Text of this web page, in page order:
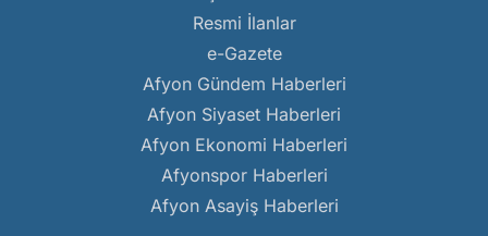
Resmi İlanlar
e-Gazete
Afyon Gündem Haberleri
Afyon Siyaset Haberleri
Afyon Ekonomi Haberleri
Afyonspor Haberleri
Afyon Asayiş Haberleri